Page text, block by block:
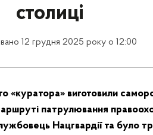
столиці
12 грудня 2025 року о 12:00
«куратора» виготовили
патрулювання
Нацгвардії та було